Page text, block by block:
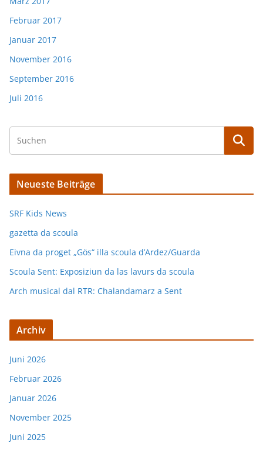
Februar 2017
Januar 2017
November 2016
September 2016
Juli 2016
Neueste Beiträge
SRF Kids News
gazetta da scoula
Eivna da proget „Gös“ illa scoula d’Ardez/Guarda
Scoula Sent: Exposiziun da las lavurs da scoula
Arch musical dal RTR: Chalandamarz a Sent
Archiv
Juni 2026
Februar 2026
Januar 2026
November 2025
Juni 2025